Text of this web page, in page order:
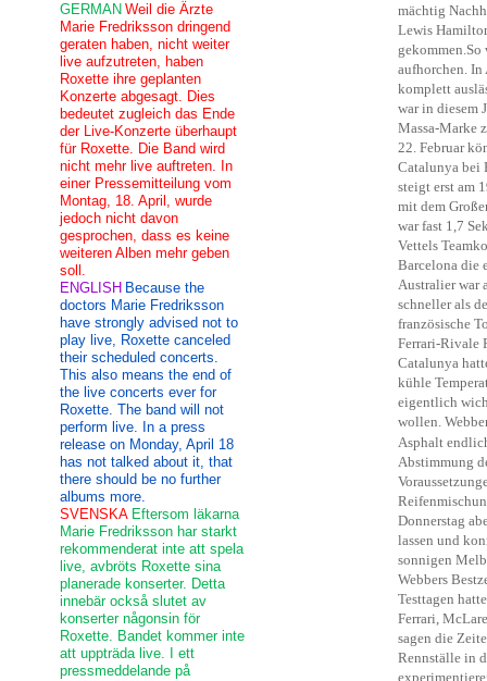
mächtig
Lewis
aufhorchen. In
komplett
war in diesem
Massa-Marke
22. Februar
Catalunya bei
steigt erst am
mit dem
war fast 1,7
Vettels
Barcelona die
Australier war
schneller als
französische
Ferrari-Rivale
Catalunya
kühle
eigentlich
wollen.
Asphalt
Abstimmung
Donnerstag
lassen und
sonnigen
Webbers
Testtagen
Ferrari,
sagen die
Rennställe in
GERMAN Weil die Ärzte
Marie Fredriksson dringend
geraten haben, nicht weiter
live aufzutreten, haben
Roxette ihre geplanten
Konzerte abgesagt. Dies
bedeutet zugleich das Ende
der Live-Konzerte überhaupt
für Roxette. Die Band wird
nicht mehr live auftreten. In
einer Pressemitteilung vom
Montag, 18. April, wurde
jedoch nicht davon
gesprochen, dass es keine
weiteren Alben mehr geben
soll.
ENGLISH Because the
doctors Marie Fredriksson
have strongly advised not to
play live, Roxette canceled
their scheduled concerts.
This also means the end of
the live concerts ever for
Roxette. The band will not
perform live. In a press
release on Monday, April 18
has not talked about it, that
there should be no further
albums more.
SVENSKA Eftersom läkarna
Marie Fredriksson har starkt
rekommenderat inte att spela
live, avbröts Roxette sina
planerade konserter. Detta
innebär också slutet av
konserter någonsin för
Roxette. Bandet kommer inte
att uppträda live. I ett
pressmeddelande på